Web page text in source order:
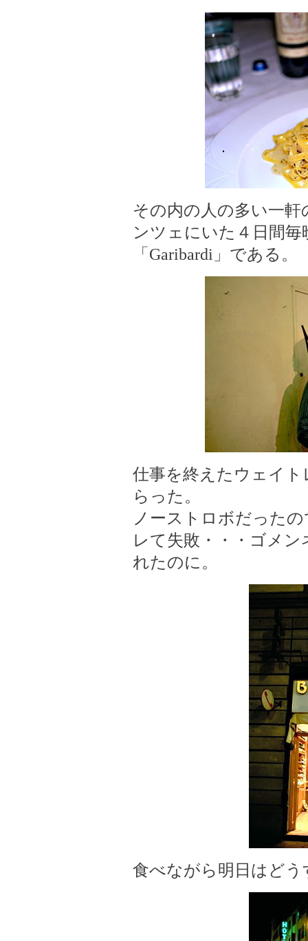
その内の人の多い一
ンツェにいた４日間
「Garibardi」である。
仕事を終えたウェイ
らった。
ノーストロボだった
レて失敗・・・ゴメ
れたのに。
食べながら明日はど